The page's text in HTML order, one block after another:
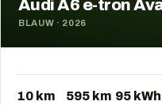
Audi A6 e-tron
BLAUW · 2026
10 km 595 km 95 kWh